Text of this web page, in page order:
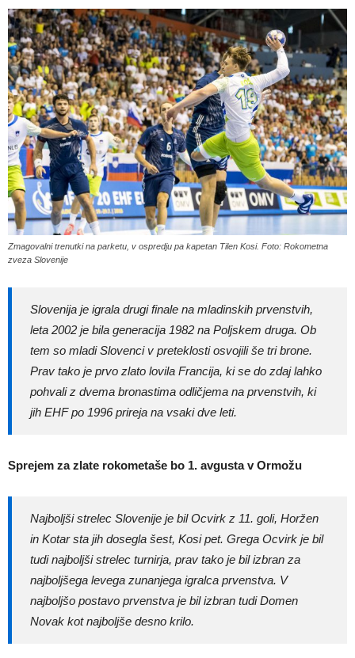
Zmagovalni trenutki na parketu, v ospredju pa kapetan Tilen Kosi. Foto: Rokometna
zveza Slovenije
Slovenija je igrala drugi finale na mladinskih prvenstvih,
leta 2002 je bila generacija 1982 na Poljskem druga. Ob
tem so mladi Slovenci v preteklosti osvojili še tri brone.
Prav tako je prvo zlato lovila Francija, ki se do zdaj lahko
pohvali z dvema bronastima odličjema na prvenstvih, ki
jih EHF po 1996 prireja na vsaki dve leti.
Sprejem za zlate rokometaše bo 1. avgusta v Ormožu
Najboljši strelec Slovenije je bil Ocvirk z 11. goli, Horžen
in Kotar sta jih dosegla šest, Kosi pet. Grega Ocvirk je bil
tudi najboljši strelec turnirja, prav tako je bil izbran za
najboljšega levega zunanjega igralca prvenstva. V
najboljšo postavo prvenstva je bil izbran tudi Domen
Novak kot najboljše desno krilo.